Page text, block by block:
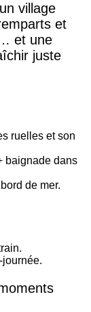
village
et
et une
juste
ruelles et son
baignade dans
de mer.